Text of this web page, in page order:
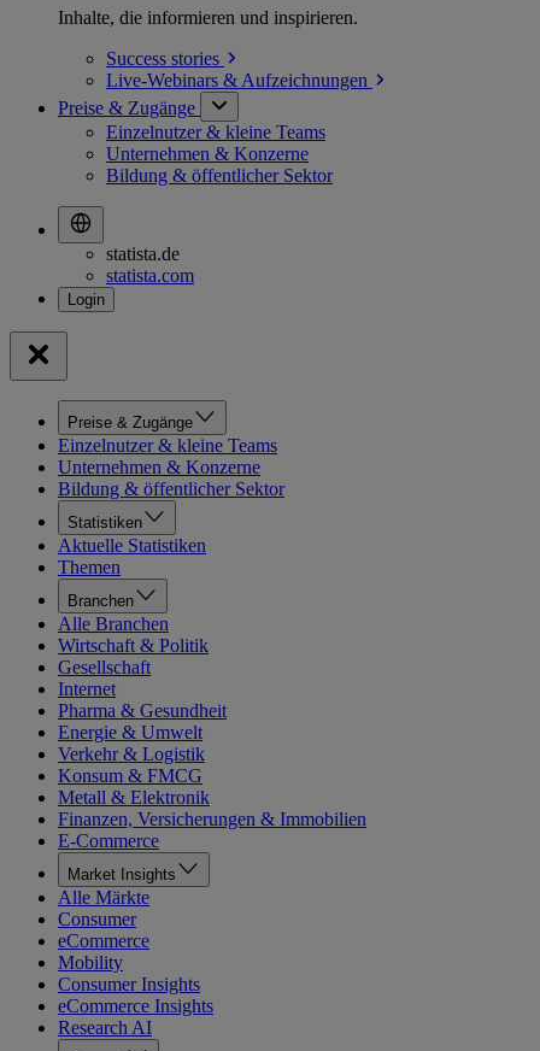
Inhalte, die informieren und inspirieren.
Success stories
Live-Webinars & Aufzeichnungen
Preise & Zugänge
Einzelnutzer & kleine Teams
Unternehmen & Konzerne
Bildung & öffentlicher Sektor
statista.de
statista.com
Preise & Zugänge
Einzelnutzer & kleine Teams
Unternehmen & Konzerne
Bildung & öffentlicher Sektor
Statistiken
Aktuelle Statistiken
Themen
Branchen
Alle Branchen
Wirtschaft & Politik
Gesellschaft
Internet
Pharma & Gesundheit
Energie & Umwelt
Verkehr & Logistik
Konsum & FMCG
Metall & Elektronik
Finanzen, Versicherungen & Immobilien
E-Commerce
Market Insights
Alle Märkte
Consumer
eCommerce
Mobility
Consumer Insights
eCommerce Insights
Research AI